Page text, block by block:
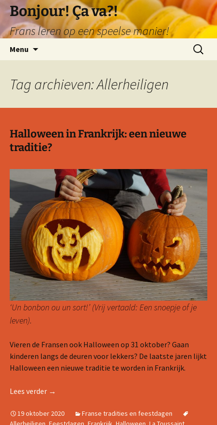
naar
de
inhoud
Bonjour! Ça va?!
Frans leren op een speelse manier!
Menu
Zoeken
naar:
Tag archieven: Allerheiligen
Halloween in Frankrijk: een nieuwe
traditie?
‘Un bonbon ou un sort!’ (Vrij vertaald: Een snoepje of je
leven).
Vieren de Fransen ook Halloween op 31 oktober? Gaan
kinderen langs de deuren voor lekkers? De laatste jaren lijkt
Halloween een nieuwe traditie te worden in Frankrijk.
Lees verder Halloween in Frankrijk: een nieuwe traditie?
→
19 oktober 2020
Franse tradities en feestdagen